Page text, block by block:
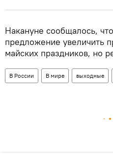
Накануне сообщалось,
предложение увеличить
майских праздников, но
В России В мире выходные